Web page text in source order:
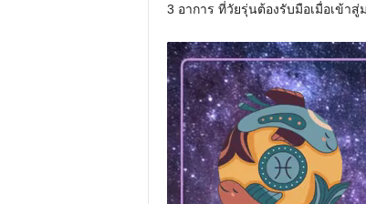
3 อาการ ที่วัยรุ่นต้องรับมือเมื่อเข้าสู่